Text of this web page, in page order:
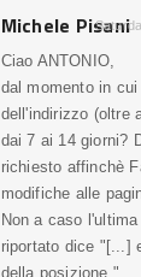
Michele Pisani
Ciao ANTONIO,
dal momento in
dell'indirizzo (oltre
dai 7 ai 14 giorni?
richiesto affinchè
modifiche alle
Non a caso
riportato dice "[...]
della posizione.".